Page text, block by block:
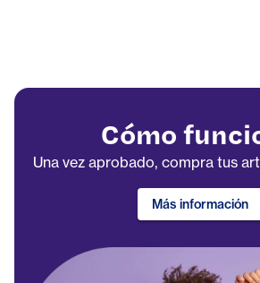
Cómo
Una vez aprobado, compra tus
Más información